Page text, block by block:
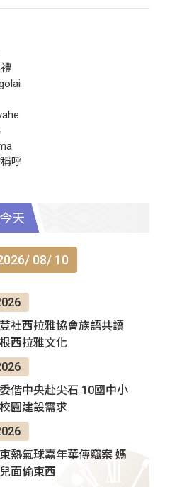
呼
天
08/ 10
社西拉雅協會族語共讀
西拉雅文化
偕中央赴尖石 10國中小
園建設需求
熱氣球嘉年華傳竊案 媽
面偷東西